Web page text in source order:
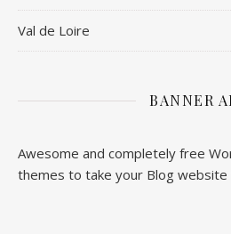
Val de Loire
BANNER
Awesome and completely free
themes to take your Blog